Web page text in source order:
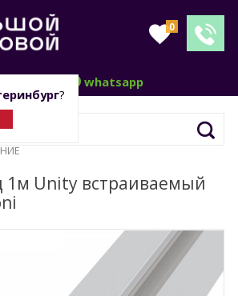
0
?
whatsapp
Unity встраиваемый